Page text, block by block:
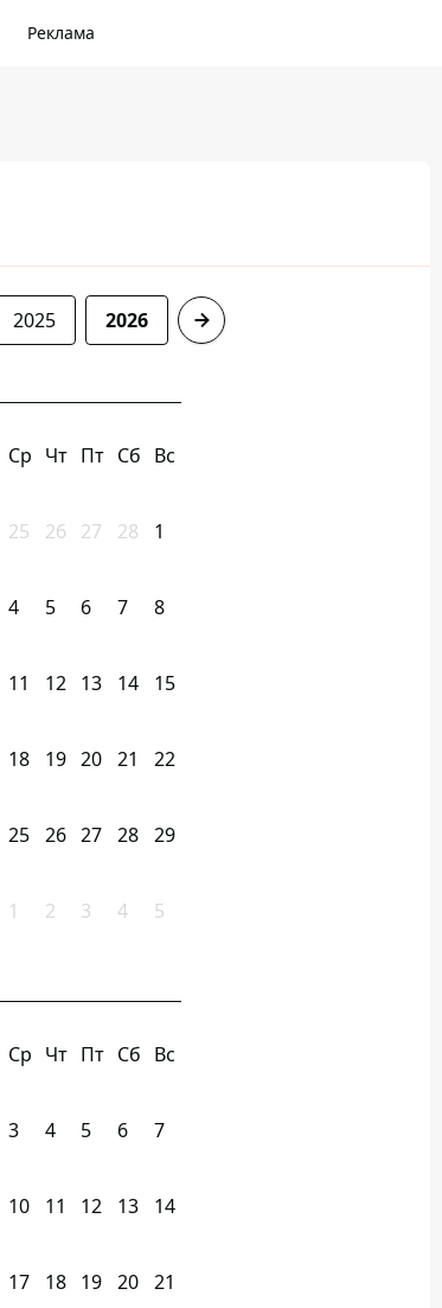
Реклама
2025 2026
Ср Чт Пт Сб Вс
25 26 27 28 1
4 5 6 7 8
11 12 13 14 15
18 19 20 21 22
25 26 27 28 29
1 2 3 4 5
Ср Чт Пт Сб Вс
3 4 5 6 7
10 11 12 13 14
17 18 19 20 21